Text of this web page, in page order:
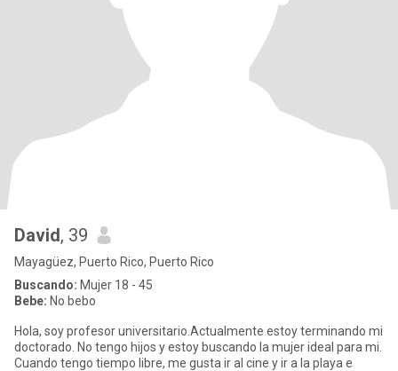
David, 39
Mayagüez, Puerto Rico, Puerto Rico
Buscando: Mujer 18 - 45
Bebe: No bebo
Hola, soy profesor universitario.Actualmente estoy terminando mi
doctorado. No tengo hijos y estoy buscando la mujer ideal para mi.
Cuando tengo tiempo libre, me gusta ir al cine y ir a la playa e